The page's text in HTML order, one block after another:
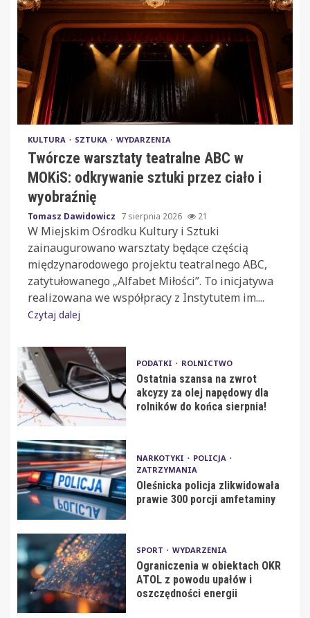
KULTURA SZTUKA WYDARZENIA
Twórcze warsztaty teatralne ABC w
MOKiS: odkrywanie sztuki przez ciało i
wyobraźnię
Tomasz Dawidowicz 7 sierpnia 2026 21
W Miejskim Ośrodku Kultury i Sztuki
zainaugurowano warsztaty będące częścią
międzynarodowego projektu teatralnego ABC,
zatytułowanego „Alfabet Miłości”. To inicjatywa
realizowana we współpracy z Instytutem im....
Czytaj dalej
PODATKI ROLNICTWO
Ostatnia szansa na zwrot
akcyzy za olej napędowy dla
rolników do końca sierpnia!
NARKOTYKI
POLICJA
ZATRZYMANIA
Oleśnicka policja zlikwidowała
prawie 300 porcji amfetaminy
SPORT WYDARZENIA
Ograniczenia w obiektach OKR
ATOL z powodu upałów i
oszczędności energii